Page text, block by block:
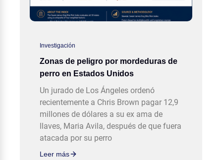
Investigación
Zonas de peligro por mordeduras de
perro en Estados Unidos
Un jurado de Los Ángeles ordenó
recientemente a Chris Brown pagar 12,9
millones de dólares a su ex ama de
llaves, Maria Avila, después de que fuera
atacada por su perro
Leer más